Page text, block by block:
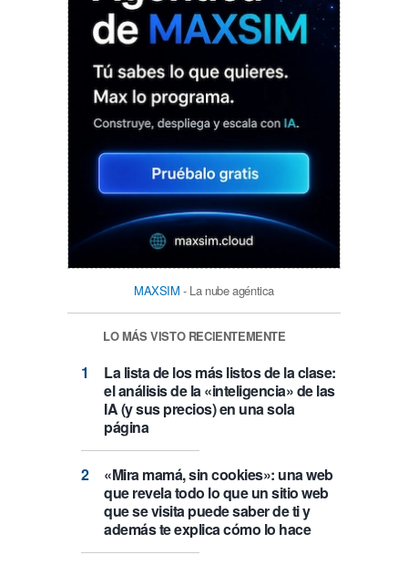
MAXSIM - La nube agéntica
LO MÁS VISTO RECIENTEMENTE
La lista de los más listos de la clase:
el análisis de la «inteligencia» de las
IA (y sus precios) en una sola
página
«Mira mamá, sin cookies»: una web
que revela todo lo que un sitio web
que se visita puede saber de ti y
además te explica cómo lo hace